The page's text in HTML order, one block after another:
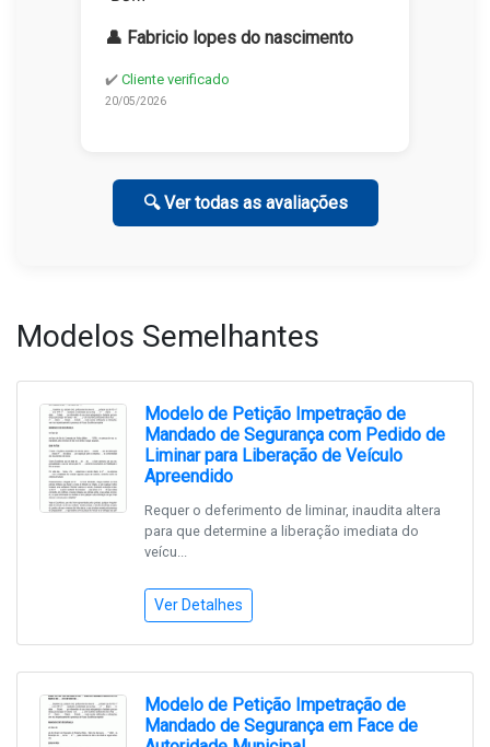
👤 Fabricio lopes do nascimento
✔️ Cliente verificado
20/05/2026
🔍 Ver todas as avaliações
Modelos Semelhantes
Modelo de Petição Impetração de
Mandado de Segurança com Pedido de
Liminar para Liberação de Veículo
Apreendido
Requer o deferimento de liminar, inaudita altera
para que determine a liberação imediata do
veícu...
Ver Detalhes
Modelo de Petição Impetração de
Mandado de Segurança em Face de